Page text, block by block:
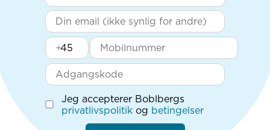
+
Jeg accepterer Boblbergs
privatlivspolitik og betingelser